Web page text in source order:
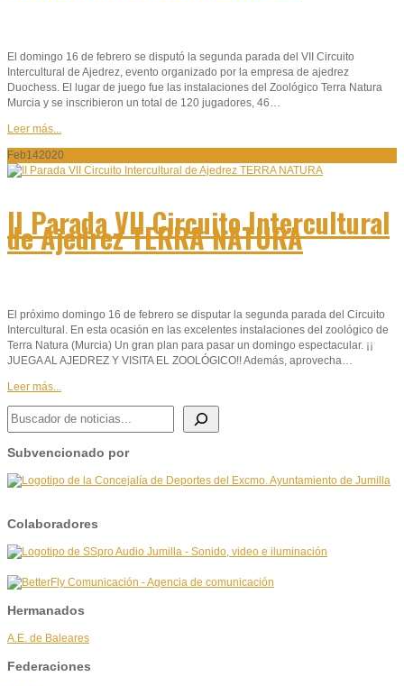
El domingo 16 de febrero se disputó la segunda parada del VII Circuito
Intercultural de Ajedrez, evento organizado por la empresa de ajedrez
Duochess. El lugar de juego fue las instalaciones del Zoológico Terra Natura
Murcia y se inscribieron un total de 120 jugadores, 46…
Leer más...
Feb142020
II Parada VII Circuito Intercultural
de Ajedrez TERRA NATURA
El próximo domingo 16 de febrero se disputar la segunda parada del Circuito
Intercultural. En esta ocasión en las excelentes instalaciones del zoológico de
Terra Natura (Murcia) Un gran plan para pasar un domingo espectacular. ¡¡
JUEGA AL AJEDREZ Y VISITA EL ZOOLÓGICO!! Además, aprovecha…
Leer más...
BUSCADOR DE NOTICIAS
Subvencionado por
Colaboradores
Hermanados
A.E. de Baleares
Federaciones